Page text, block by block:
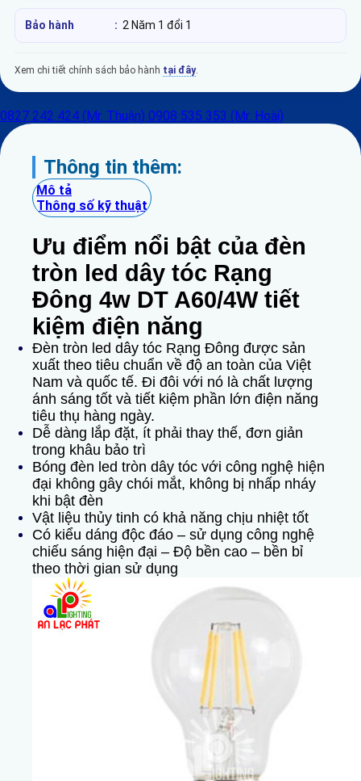
Bảo hành : 2 Năm 1 đổi 1
Xem chi tiết chính sách bảo hành tại đây.
0827 242 424 (Mr. Thuận) 0908 535 353 (Mr. Hoài)
Thông tin thêm:
Mô tả
Thông số kỹ thuật
Ưu điểm nổi bật của đèn
tròn led dây tóc Rạng
Đông 4w DT A60/4W tiết
kiệm điện năng
Đèn tròn led dây tóc Rạng Đông được sản
xuất theo tiêu chuẩn về độ an toàn của Việt
Nam và quốc tế. Đi đôi với nó là chất lượng
ánh sáng tốt và tiết kiệm phần lớn điện năng
tiêu thụ hàng ngày.
Dễ dàng lắp đặt, ít phải thay thế, đơn giản
trong khâu bảo trì
Bóng đèn led tròn dây tóc với công nghệ hiện
đại không gây chói mắt, không bị nhấp nháy
khi bật đèn
Vật liệu thủy tinh có khả năng chịu nhiệt tốt
Có kiểu dáng độc đáo – sử dụng công nghệ
chiếu sáng hiện đại – Độ bền cao – bền bỉ
theo thời gian sử dụng